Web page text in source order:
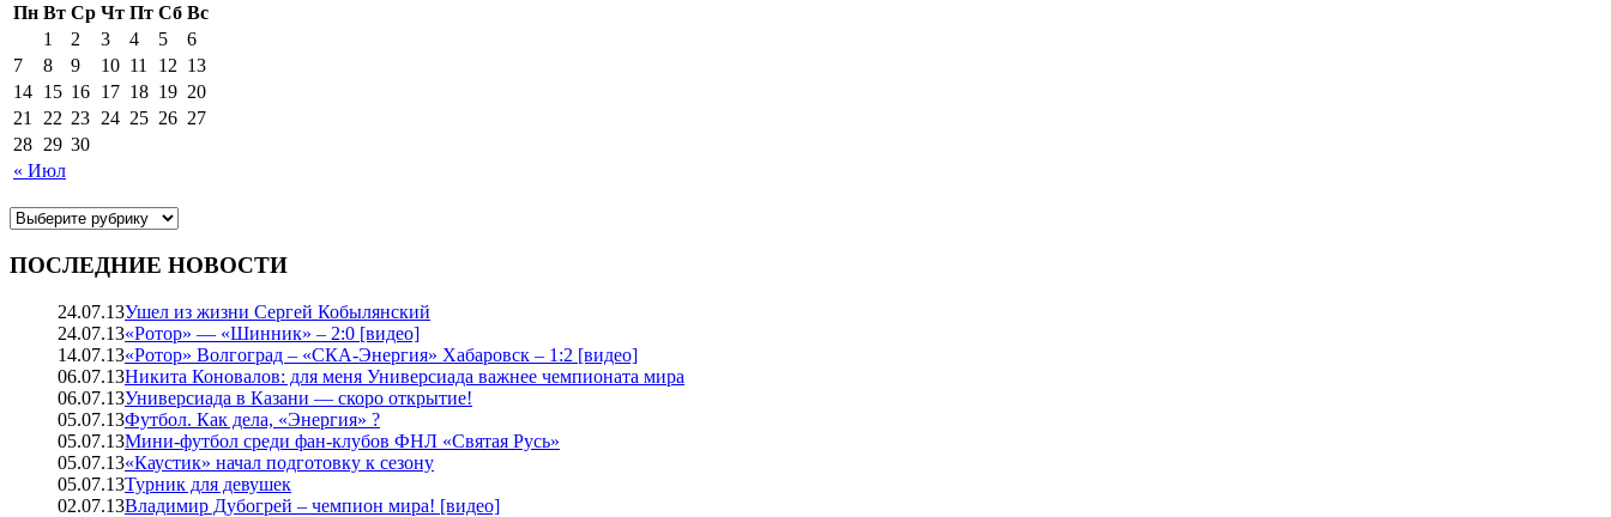
Пн Вт Ср Чт Пт Сб Вс
« Июл
1 2 3 4 5
6
7
8 9 10 11 12 13
14 15 16 17 18 19 20
21
22 23 24 25 26 27
28 29 30
ПОСЛЕДНИЕ НОВОСТИ
24.07.13Ушел из жизни Сергей Кобылянский
24.07.13«Ротор» — «Шинник» – 2:0 [видео]
14.07.13«Ротор» Волгоград – «СКА-Энергия» Хабаровск – 1:2 [видео]
06.07.13Никита Коновалов: для меня Универсиада важнее чемпионата мира
06.07.13Универсиада в Казани — скоро открытие!
05.07.13Футбол. Как дела, «Энергия» ?
05.07.13Мини-футбол среди фан-клубов ФНЛ «Святая Русь»
05.07.13«Каустик» начал подготовку к сезону
05.07.13Турник для девушек
02.07.13Владимир Дубогрей – чемпион мира! [видео]